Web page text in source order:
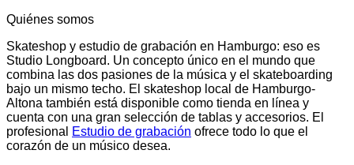
Quiénes somos
Skateshop y estudio de grabación en Hamburgo: eso es
Studio Longboard. Un concepto único en el mundo que
combina las dos pasiones de la música y el skateboarding
bajo un mismo techo. El skateshop local de Hamburgo-
Altona también está disponible como tienda en línea y
cuenta con una gran selección de tablas y accesorios. El
profesional
Estudio de grabación ofrece todo lo que el
corazón de un músico desea.